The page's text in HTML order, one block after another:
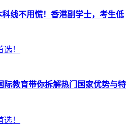
线不用慌！香港副学士，考生低
际教育带你拆解热门国家优势与特